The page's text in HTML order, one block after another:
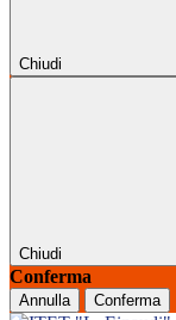
Chiudi
Chiudi
Conferma
Annulla Conferma